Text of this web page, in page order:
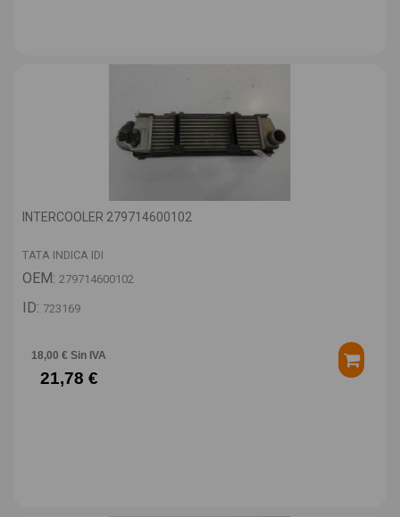
INTERCOOLER 279714600102
TATA INDICA IDI
OEM: 279714600102
ID: 723169
18,00 € Sin IVA
21,78 €